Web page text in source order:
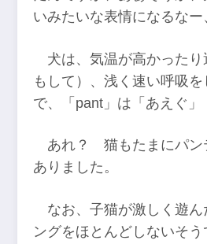
いみたいな表情になるなー
犬は、気温が高かった
もして）、浅く速い呼吸
で、「pant」は「あえぐ」
あれ？ 猫もたまにパン
ありました。
なお、子猫が激しく遊
ングをほとんどしないそ